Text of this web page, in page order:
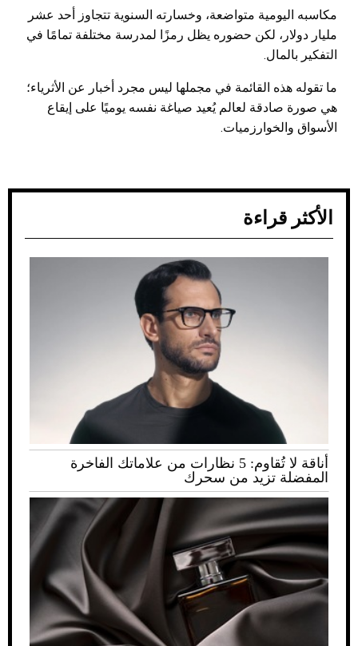
مكاسبه اليومية متواضعة، وخسارته السنوية تتجاوز أحد عشر
مليار دولار، لكن حضوره يظل رمزًا لمدرسة مختلفة تمامًا في
التفكير بالمال.
ما تقوله هذه القائمة في مجملها ليس مجرد أخبار عن الأثرياء؛
هي صورة صادقة لعالم يُعيد صياغة نفسه يوميًا على إيقاع
الأسواق والخوارزميات.
الأكثر قراءة
أناقة لا تُقاوم: 5 نظارات من علاماتك الفاخرة
المفضلة تزيد من سحرك